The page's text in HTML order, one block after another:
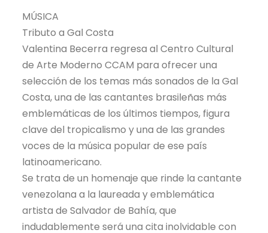
MÚSICA
Tributo a Gal Costa
Valentina Becerra regresa al Centro Cultural
de Arte Moderno CCAM para ofrecer una
selección de los temas más sonados de la Gal
Costa, una de las cantantes brasileñas más
emblemáticas de los últimos tiempos, figura
clave del tropicalismo y una de las grandes
voces de la música popular de ese país
latinoamericano.
Se trata de un homenaje que rinde la cantante
venezolana a la laureada y emblemática
artista de Salvador de Bahía, que
indudablemente será una cita inolvidable con